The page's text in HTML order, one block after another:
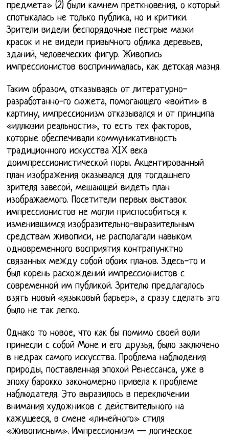
предмета» (2) были камнем преткновения, о который
спотыкалась не только публика, но и критики.
Зрители видели беспорядочные пестрые мазки
красок и не видели привычного облика деревьев,
зданий, человеческих фигур. Живопись
импрессионистов воспринималась, как детская мазня.
Таким образом, отказываясь от литературно-
разработанно-го сюжета, помогающего «войти» в
картину, импрессионизм отказывался и от принципа
«иллюзии реальности», то есть тех факторов,
которые обеспечивали коммуникативность
традиционного искусства XIX века
доимпрессионистической поры. Акцентированный
план изображения оказывался для тогдашнего
зрителя завесой, мешающей видеть план
изображаемого. Посетители первых выставок
импрессионистов не могли приспособиться к
изменившимся изобразительно-выразительным
средствам живописи, не располагали навыком
одновременного восприятия контрапунктно
связанных между собой обоих планов. Здесь-то и
был корень расхождений импрессионистов с
современной им публикой. Зрителю предлагалось
взять новый «языковый барьер», а сразу сделать это
было не так легко.
Однако то новое, что как бы помимо своей воли
принесли с собой Моне и его друзья, было заключено
в недрах самого искусства. Проблема наблюдения
природы, поставленная эпохой Ренессанса, уже в
эпоху барокко закономерно привела к проблеме
наблюдателя. Это выразилось в переключении
внимания художников с действительного на
кажущееся, в смене «линейного» стиля
«живописным». Импрессионизм — логическое